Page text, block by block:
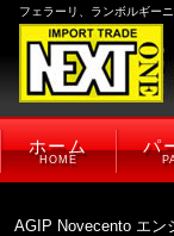
フェラーリ、ランボルギー
ホーム
HOME
パ
AGIP Novecento エン